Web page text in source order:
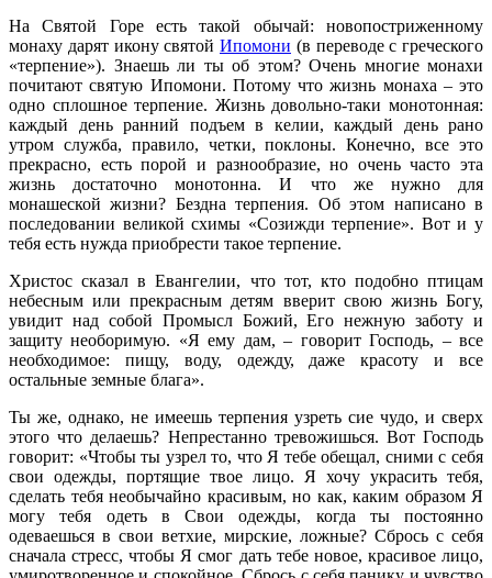
На Святой Горе есть такой обычай: новопостриженному
монаху дарят икону святой Ипомони (в переводе с греческого
«терпение»). Знаешь ли ты об этом? Очень многие монахи
почитают святую Ипомони. Потому что жизнь монаха – это
одно сплошное терпение. Жизнь довольно-таки монотонная:
каждый день ранний подъем в келии, каждый день рано
утром служба, правило, четки, поклоны. Конечно, все это
прекрасно, есть порой и разнообразие, но очень часто эта
жизнь достаточно монотонна. И что же нужно для
монашеской жизни? Бездна терпения. Об этом написано в
последовании великой схимы «Созижди терпение». Вот и у
тебя есть нужда приобрести такое терпение.
Христос сказал в Евангелии, что тот, кто подобно птицам
небесным или прекрасным детям вверит свою жизнь Богу,
увидит над собой Промысл Божий, Его нежную заботу и
защиту необоримую. «Я ему дам, – говорит Господь, – все
необходимое: пищу, воду, одежду, даже красоту и все
остальные земные блага».
Ты же, однако, не имеешь терпения узреть сие чудо, и сверх
этого что делаешь? Непрестанно тревожишься. Вот Господь
говорит: «Чтобы ты узрел то, что Я тебе обещал, сними с себя
свои одежды, портящие твое лицо. Я хочу украсить тебя,
сделать тебя необычайно красивым, но как, каким образом Я
могу тебя одеть в Свои одежды, когда ты постоянно
одеваешься в свои ветхие, мирские, ложные? Сбрось с себя
сначала стресс, чтобы Я смог дать тебе новое, красивое лицо,